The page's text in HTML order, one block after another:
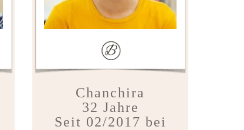
Chanchira
32 Jahre
Seit 02/2017 bei